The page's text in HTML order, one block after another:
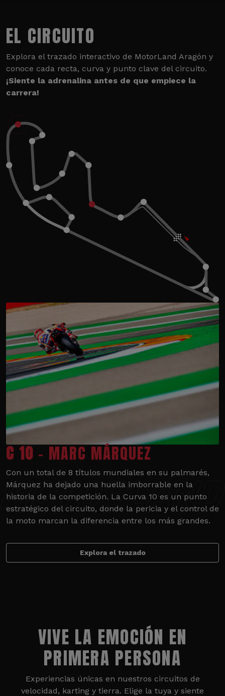
EL CIRCUITO
Explora el trazado interactivo de MotorLand Aragón y
conoce cada recta, curva y punto clave del circuito.
¡Siente la adrenalina antes de que empiece la
carrera!
C 10 - MARC MÁRQUEZ
Con un total de 8 títulos mundiales en su palmarés,
Márquez ha dejado una huella imborrable en la
historia de la competición. La Curva 10 es un punto
estratégico del circuito, donde la pericia y el control de
la moto marcan la diferencia entre los más grandes.
Explora el trazado
VIVE LA EMOCIÓN EN
PRIMERA PERSONA
Experiencias únicas en nuestros circuitos de
velocidad, karting y tierra. Elige la tuya y siente